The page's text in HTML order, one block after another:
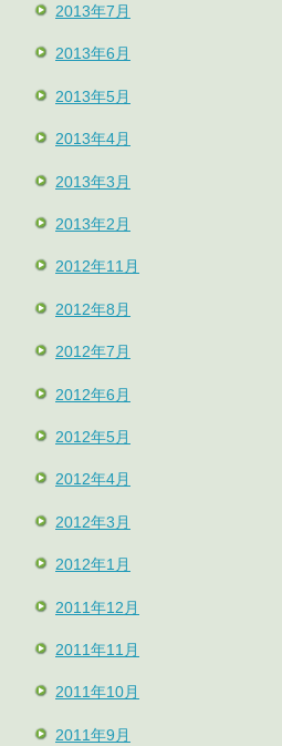
2013年7月
2013年6月
2013年5月
2013年4月
2013年3月
2013年2月
2012年11月
2012年8月
2012年7月
2012年6月
2012年5月
2012年4月
2012年3月
2012年1月
2011年12月
2011年11月
2011年10月
2011年9月